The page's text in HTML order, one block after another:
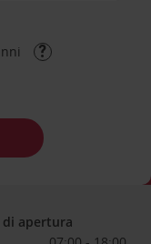
apertura